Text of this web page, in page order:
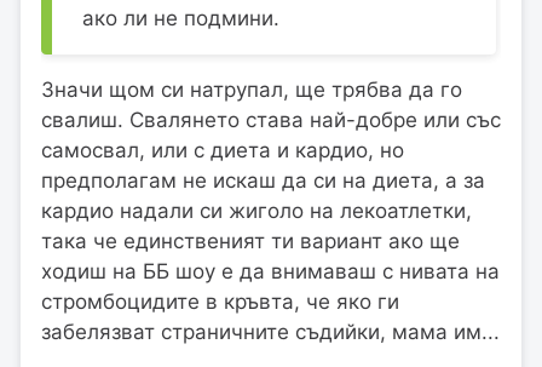
ако ли не подмини.
Значи щом си натрупал, ще трябва да го
свалиш. Свалянето става най-добре или със
самосвал, или с диета и кардио, но
предполагам не искаш да си на диета, а за
кардио надали си жиголо на лекоатлетки,
така че единственият ти вариант ако ще
ходиш на ББ шоу е да внимаваш с нивата на
стромбоцидите в кръвта, че яко ги
забелязват страничните съдийки, мама им...